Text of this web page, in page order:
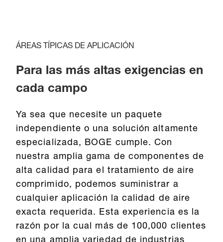
ÁREAS TÍPICAS DE APLICACIÓN
Para las más altas exigencias en
cada campo
Ya sea que necesite un paquete
independiente o una solución altamente
especializada, BOGE cumple. Con
nuestra amplia gama de componentes de
alta calidad para el tratamiento de aire
comprimido, podemos suministrar a
cualquier aplicación la calidad de aire
exacta requerida. Esta experiencia es la
razón por la cual más de 100,000 clientes